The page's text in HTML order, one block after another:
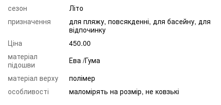
сезон
Літо
призначення
для пляжу, повсякденні, для басейну, для
відпочинку
Ціна
450.00
матеріал
підошви
Ева /Гума
матеріал верху
полімер
особливості
маломірять на розмір, не ковзькі